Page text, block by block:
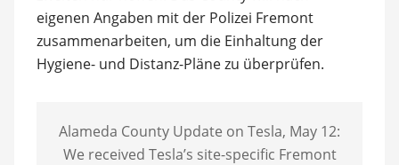
eigenen Angaben mit der Polizei Fremont
zusammenarbeiten, um die Einhaltung der
Hygiene- und Distanz-Pläne zu überprüfen.
Alameda County Update on Tesla, May 12:
We received Tesla’s site-specific Fremont